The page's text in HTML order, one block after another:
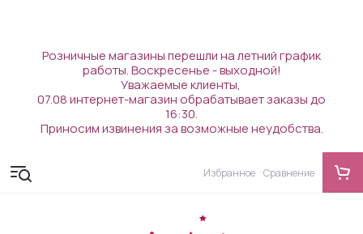
Розничные магазины перешли на летний график
работы. Воскресенье - выходной!
Уважаемые клиенты,
07.08 интернет-магазин обрабатывает заказы до
16:30.
Приносим извинения за возможные неудобства.
Избранное Сравнение